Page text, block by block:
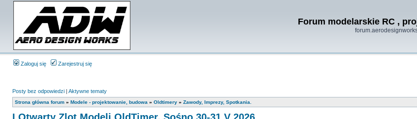
Forum modelarskie RC ,
Zaloguj się Zarejestruj się
Posty bez odpowiedzi | Aktywne tematy
Strona główna forum » Modele - projektowanie, budowa » Oldtimery » Zawody, Imprezy, Spotkania.